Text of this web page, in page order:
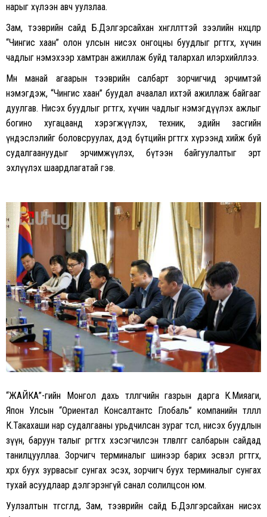
нарыг хүлээн авч уулзлаа.
Зам, тээврийн сайд Б.Дэлгэрсайхан хөнгөлөлттэй зээлийн нөхцөлөөр
“Чингис хаан” олон улсын нисэх онгоцны буудлыг өргөтгөх, хүчин
чадлыг нэмэхээр хамтран ажиллаж буйд талархал илэрхийллээ.
Мөн манай агаарын тээврийн салбарт зорчигчид эрчимтэй
нэмэгдэж, “Чингис хаан” буудал ачаалал ихтэй ажиллаж байгааг
дуулгав. Нисэх буудлыг өргөтгөх, хүчин чадлыг нэмэгдүүлэх ажлыг
богино хугацаанд хэрэгжүүлэх, техник, эдийн засгийн
үндэслэлийг боловсруулах, дэд бүтцийн өргөтгөх хүрээнд хийж буй
судалгаануудыг эрчимжүүлэх, бүтээн байгуулалтыг эрт
эхлүүлэх шаардлагатай гэв.
“ЖАЙКА”-гийн Монгол дахь төлөөлөгчийн газрын дарга К.Мияаги,
Япон Улсын “Ориентал Консалтантс Глобаль” компанийн төлөөлөл
К.Такахаши нар судалгааны урьдчилсан зураг төсөл, нисэх буудлын
зүүн, баруун талыг өргөтгөх хэсэгчилсэн төлөвлөгөөг салбарын сайдад
танилцууллаа. Зорчигч терминалыг шинээр барих эсвэл өргөтгөх,
хөөрөх буух зурвасыг сунгах эсэх, зорчигч буух терминалыг сунгах
тухай асуудлаар дэлгэрэнгүй санал солилцсон юм.
Уулзалтын төгсгөлд, Зам, тээврийн сайд Б.Дэлгэрсайхан нисэх